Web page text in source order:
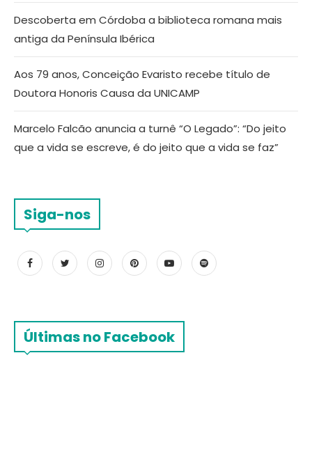
Descoberta em Córdoba a biblioteca romana mais
antiga da Península Ibérica
Aos 79 anos, Conceição Evaristo recebe título de
Doutora Honoris Causa da UNICAMP
Marcelo Falcão anuncia a turnê “O Legado”: “Do jeito
que a vida se escreve, é do jeito que a vida se faz”
Siga-nos
Últimas no Facebook